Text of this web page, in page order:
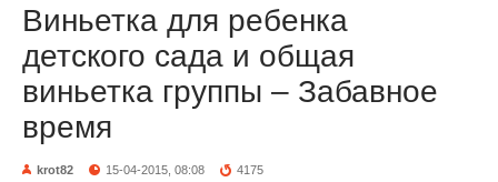
Виньетка для ребенка
детского сада и общая
виньетка группы – Забавное
время
krot82 15-04-2015, 08:08 4175